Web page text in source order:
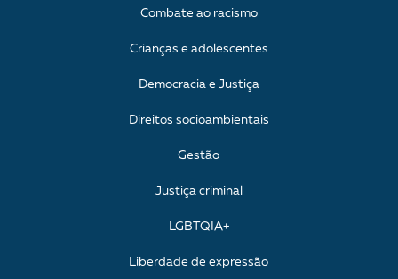
Combate ao racismo
Crianças e adolescentes
Democracia e Justiça
Direitos socioambientais
Gestão
Justiça criminal
LGBTQIA+
Liberdade de expressão